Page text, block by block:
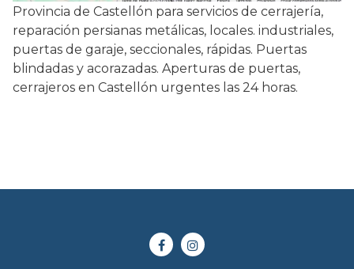
Provincia de Castellón para servicios de cerrajería,
reparación persianas metálicas, locales. industriales,
puertas de garaje, seccionales, rápidas. Puertas
blindadas y acorazadas. Aperturas de puertas,
cerrajeros en Castellón urgentes las 24 horas.